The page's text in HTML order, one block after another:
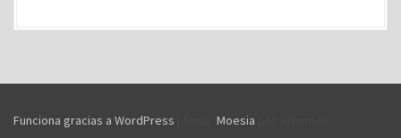
Funciona gracias a WordPress Moesia